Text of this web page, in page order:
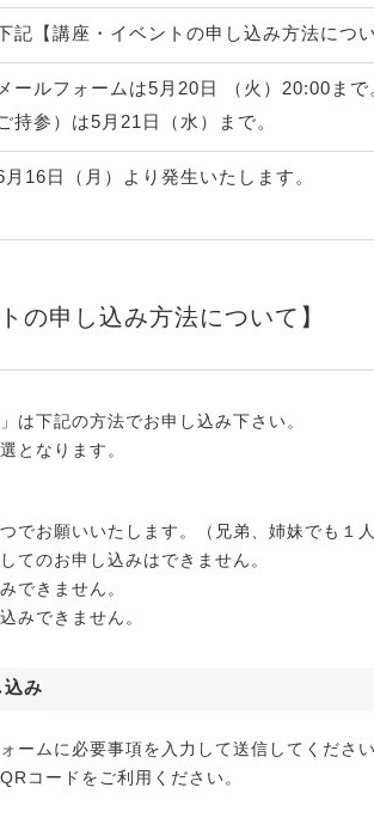
記【講座・イベントの申し込み方法につ
メールフォームは5月20日 （火）20:00ま
持参）は5月21日（水）まで。
月16日（月）より発生いたします。
の申し込み方法について】
は下記の方法でお申し込み下さい。
となります。
でお願いいたします。（兄弟、姉妹でも１人
てのお申し込みはできません。
できません。
みできません。
込み
ームに必要事項を入力して送信してください
コードをご利用ください。